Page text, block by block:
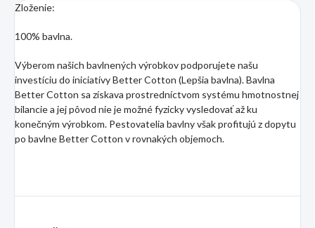
Zloženie:
100% bavlna.
Výberom našich bavlnených výrobkov podporujete našu
investíciu do iniciatívy Better Cotton (Lepšia bavlna). Bavlna
Better Cotton sa získava prostredníctvom systému hmotnostnej
bilancie a jej pôvod nie je možné fyzicky vysledovať až ku
konečným výrobkom. Pestovatelia bavlny však profitujú z dopytu
po bavlne Better Cotton v rovnakých objemoch.